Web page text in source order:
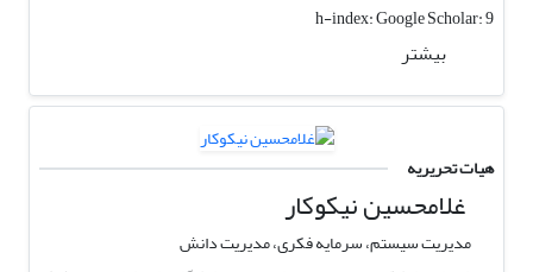
h-index:Google Scholar: 9
بیشتر
هیات تحریریه
غلامحسین نیکوکار
مدیریت سیستم، سرمایه فکری، مدیریت دانش